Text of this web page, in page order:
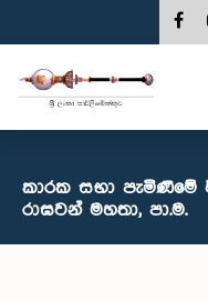
කාරක සභා පැමිණීමේ
රාඝවන් මහතා, පා.ම.